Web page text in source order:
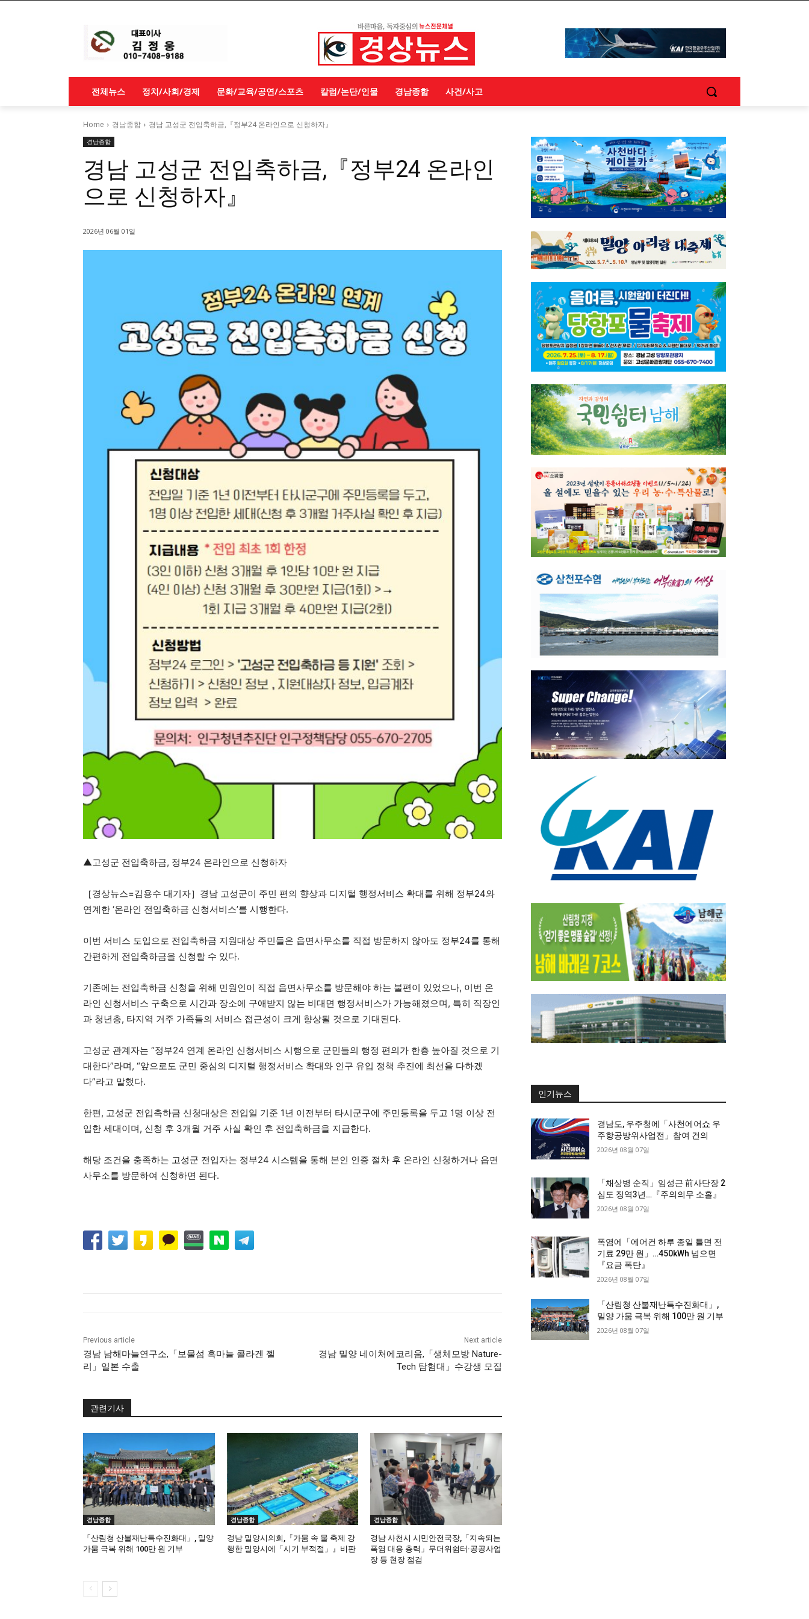
전체뉴스 정치/사회/경제 문화/교육/공연/스포츠 칼럼/논단/인물 경남종합 사건/사고
Home 경남종합 경남 고성군 전입축하금,『정부24 온라인으로 신청하자』
경남종합
경남 고성군 전입축하금,『정부24 온라인
으로 신청하자』
2026년 06월 01일
▲고성군 전입축하금, 정부24 온라인으로 신청하자
［경상뉴스=김용수 대기자］경남 고성군이 주민 편의 향상과 디지털 행정서비스 확대를 위해 정부24와
연계한 ‘온라인 전입축하금 신청서비스’를 시행한다.
이번 서비스 도입으로 전입축하금 지원대상 주민들은 읍면사무소를 직접 방문하지 않아도 정부24를 통해
간편하게 전입축하금을 신청할 수 있다.
기존에는 전입축하금 신청을 위해 민원인이 직접 읍면사무소를 방문해야 하는 불편이 있었으나, 이번 온
라인 신청서비스 구축으로 시간과 장소에 구애받지 않는 비대면 행정서비스가 가능해졌으며, 특히 직장인
과 청년층, 타지역 거주 가족들의 서비스 접근성이 크게 향상될 것으로 기대된다.
고성군 관계자는 “정부24 연계 온라인 신청서비스 시행으로 군민들의 행정 편의가 한층 높아질 것으로 기
대한다”라며, “앞으로도 군민 중심의 디지털 행정서비스 확대와 인구 유입 정책 추진에 최선을 다하겠
다”라고 말했다.
한편, 고성군 전입축하금 신청대상은 전입일 기준 1년 이전부터 타시군구에 주민등록을 두고 1명 이상 전
입한 세대이며, 신청 후 3개월 거주 사실 확인 후 전입축하금을 지급한다.
해당 조건을 충족하는 고성군 전입자는 정부24 시스템을 통해 본인 인증 절차 후 온라인 신청하거나 읍면
사무소를 방문하여 신청하면 된다.
Previous article
경남 남해마늘연구소,「보물섬 흑마늘 콜라겐 젤
리」일본 수출
Next article
경남 밀양 네이처에코리움,「생체모방 Nature-
Tech 탐험대」수강생 모집
관련기사
경남종합
「산림청 산불재난특수진화대」, 밀양
가뭄 극복 위해 100만 원 기부
경남종합
경남 밀양시의회,『가뭄 속 물 축제 강
행한 밀양시에「시기 부적절」』비판
경남종합
경남 사천시 시민안전국장,「지속되는
폭염 대응 총력」무더위쉼터·공공사업
장 등 현장 점검
인기뉴스
경남도, 우주청에「사천에어쇼 우
주항공방위사업전」참여 건의
2026년 08월 07일
「채상병 순직」임성근 前사단장 2
심도 징역3년…『주의의무 소홀』
2026년 08월 07일
폭염에「에어컨 하루 종일 틀면 전
기료 29만 원」…450kWh 넘으면
『요금 폭탄』
2026년 08월 07일
「산림청 산불재난특수진화대」,
밀양 가뭄 극복 위해 100만 원 기부
2026년 08월 07일